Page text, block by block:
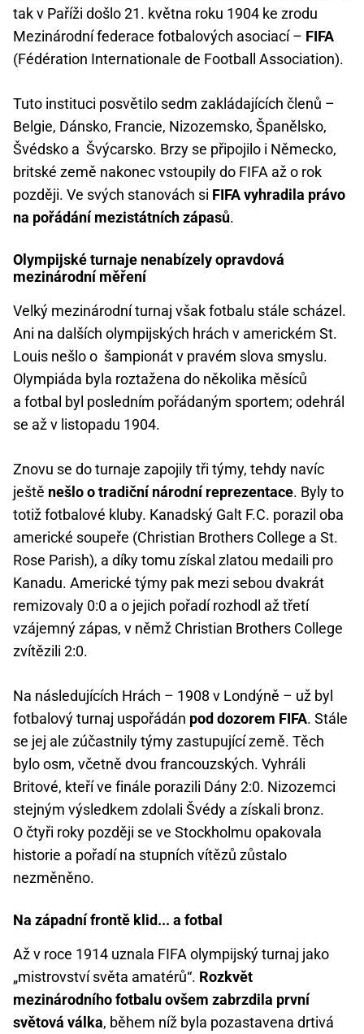
tak v Paříži došlo 21. května roku 1904 ke zrodu
Mezinárodní federace fotbalových asociací – FIFA
(Fédération Internationale de Football Association).
Tuto instituci posvětilo sedm zakládajících členů –
Belgie, Dánsko, Francie, Nizozemsko, Španělsko,
Švédsko a Švýcarsko. Brzy se připojilo i Německo,
britské země nakonec vstoupily do FIFA až o rok
později. Ve svých stanovách si FIFA vyhradila právo
na pořádání mezistátních zápasů.
Olympijské turnaje nenabízely opravdová
mezinárodní měření
Velký mezinárodní turnaj však fotbalu stále scházel.
Ani na dalších olympijských hrách v americkém St.
Louis nešlo o šampionát v pravém slova smyslu.
Olympiáda byla roztažena do několika měsíců
a fotbal byl posledním pořádaným sportem; odehrál
se až v listopadu 1904.
Znovu se do turnaje zapojily tři týmy, tehdy navíc
ještě nešlo o tradiční národní reprezentace. Byly to
totiž fotbalové kluby. Kanadský Galt F.C. porazil oba
americké soupeře (Christian Brothers College a St.
Rose Parish), a díky tomu získal zlatou medaili pro
Kanadu. Americké týmy pak mezi sebou dvakrát
remizovaly 0:0 a o jejich pořadí rozhodl až třetí
vzájemný zápas, v němž Christian Brothers College
zvítězili 2:0.
Na následujících Hrách – 1908 v Londýně – už byl
fotbalový turnaj uspořádán pod dozorem FIFA. Stále
se jej ale zúčastnily týmy zastupující země. Těch
bylo osm, včetně dvou francouzských. Vyhráli
Britové, kteří ve finále porazili Dány 2:0. Nizozemci
stejným výsledkem zdolali Švédy a získali bronz.
O čtyři roky později se ve Stockholmu opakovala
historie a pořadí na stupních vítězů zůstalo
nezměněno.
Na západní frontě klid... a fotbal
Až v roce 1914 uznala FIFA olympijský turnaj jako
„mistrovství světa amatérů“. Rozkvět
mezinárodního fotbalu ovšem zabrzdila první
světová válka, během níž byla pozastavena drtivá